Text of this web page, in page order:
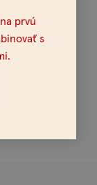
prvú
s
SR a ČR